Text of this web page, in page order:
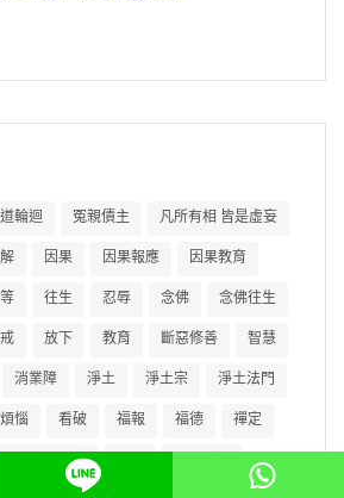
輪迴 冤親債主 凡所有相 皆是虛妄
因果 因果報應 因果教育
往生 忍辱 念佛 念佛往生
放下 教育 斷惡修善 智慧
消業障 淨土 淨土宗 淨土法門
煩惱 看破 福報 福德 禪定
西方極樂世界